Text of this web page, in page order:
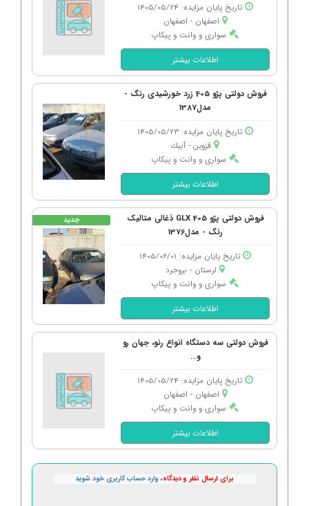
تاریخ پایان مزایده: 1405/05/24
اصفهان - اصفهان
سواری و وانت و پیکاپ
اطلاعات بیشتر
فروش دولتی پژو 405 زرد خورشیدی رنگ -
مدل1387
تاریخ پایان مزایده: 1405/05/23
قزوین - آبیك
سواری و وانت و پیکاپ
اطلاعات بیشتر
فروش دولتی پژو 405 GLX ذغالی متالیک
رنگ - مدل1376
تاریخ پایان مزایده: 1405/06/01
لرستان - بروجرد
سواری و وانت و پیکاپ
اطلاعات بیشتر
جدید
فروش دولتی سه دستگاه انواع رنو، جهان رو
و...
تاریخ پایان مزایده: 1405/05/24
اصفهان - اصفهان
سواری و وانت و پیکاپ
اطلاعات بیشتر
برای ارسال نظر و دیدگاه، وارد حساب کاربری خود شوید